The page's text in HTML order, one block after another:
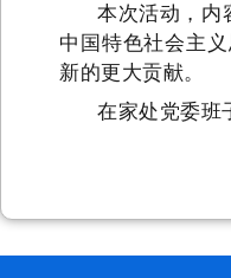
本次活动，内
中国特色社会主